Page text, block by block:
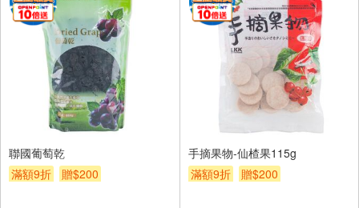
聯國葡萄乾
滿額9折
贈$200
手摘果物-仙楂果115g
滿額9折
贈$200